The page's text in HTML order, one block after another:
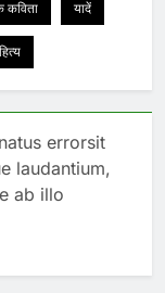
कविता यादें
errorsit
laudantium,
ab illo